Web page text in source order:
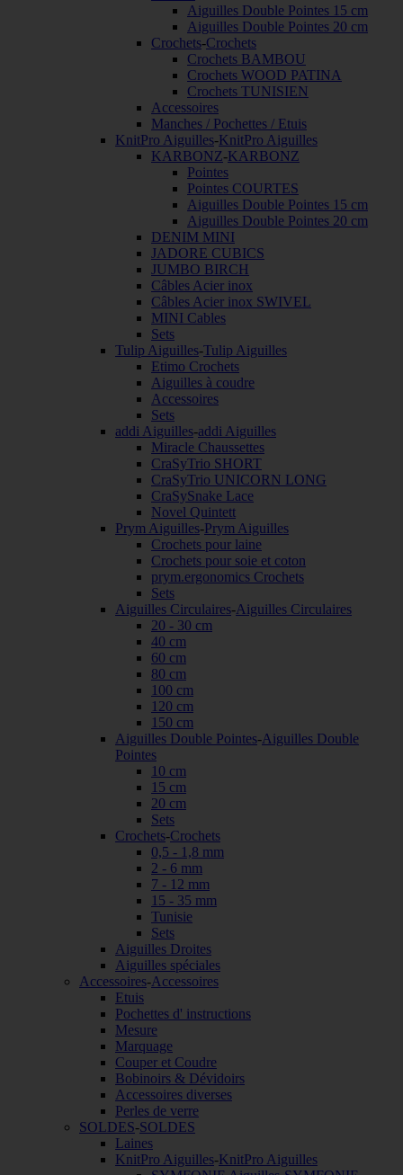
Aiguilles Double Pointes 15 cm
Aiguilles Double Pointes 20 cm
Crochets-Crochets
Crochets BAMBOU
Crochets WOOD PATINA
Crochets TUNISIEN
Accessoires
Manches / Pochettes / Etuis
KnitPro Aiguilles-KnitPro Aiguilles
KARBONZ-KARBONZ
Pointes
Pointes COURTES
Aiguilles Double Pointes 15 cm
Aiguilles Double Pointes 20 cm
DENIM MINI
JADORE CUBICS
JUMBO BIRCH
Câbles Acier inox
Câbles Acier inox SWIVEL
MINI Cables
Sets
Tulip Aiguilles-Tulip Aiguilles
Etimo Crochets
Aiguilles à coudre
Accessoires
Sets
addi Aiguilles-addi Aiguilles
Miracle Chaussettes
CraSyTrio SHORT
CraSyTrio UNICORN LONG
CraSySnake Lace
Novel Quintett
Prym Aiguilles-Prym Aiguilles
Crochets pour laine
Crochets pour soie et coton
prym.ergonomics Crochets
Sets
Aiguilles Circulaires-Aiguilles Circulaires
20 - 30 cm
40 cm
60 cm
80 cm
100 cm
120 cm
150 cm
Aiguilles Double Pointes-Aiguilles Double
Pointes
10 cm
15 cm
20 cm
Sets
Crochets-Crochets
0,5 - 1,8 mm
2 - 6 mm
7 - 12 mm
15 - 35 mm
Tunisie
Sets
Aiguilles Droites
Aiguilles spéciales
Accessoires-Accessoires
Etuis
Pochettes d' instructions
Mesure
Marquage
Couper et Coudre
Bobinoirs & Dévidoirs
Accessoires diverses
Perles de verre
SOLDES-SOLDES
Laines
KnitPro Aiguilles-KnitPro Aiguilles